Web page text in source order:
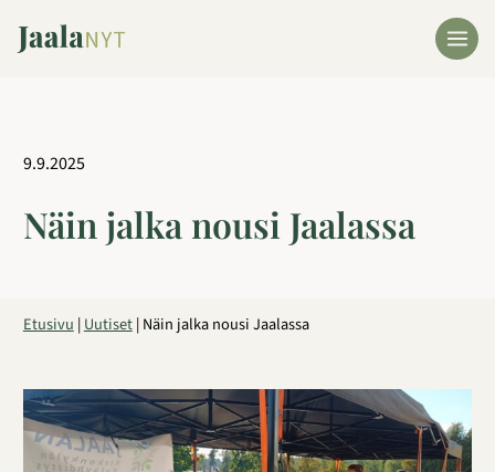
sisältöön
9.9.2025
Näin jalka nousi Jaalassa
Etusivu|Uutiset|Näin jalka nousi Jaalassa